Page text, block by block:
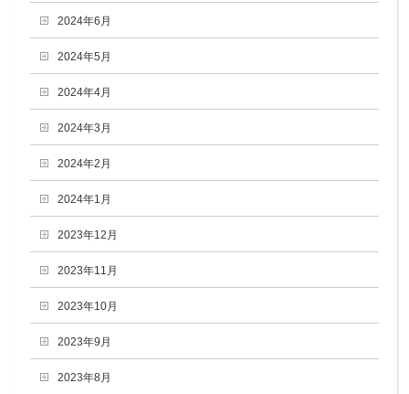
2024年6月
2024年5月
2024年4月
2024年3月
2024年2月
2024年1月
2023年12月
2023年11月
2023年10月
2023年9月
2023年8月